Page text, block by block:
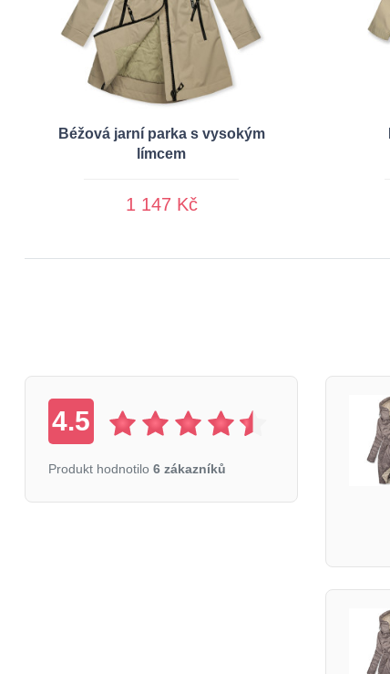
Béžová jarní parka s vysokým
límcem
1 147 Kč
4.5
Produkt hodnotilo 6 zákazníků